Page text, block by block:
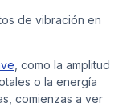
de vibración en
, como la amplitud
o la energía
comienzas a ver